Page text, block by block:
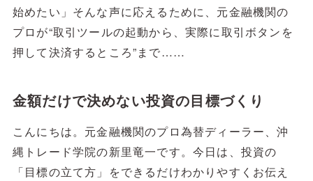
始めたい」そんな声に応えるために、元金融機関の
プロが“取引ツールの起動から、実際に取引ボタンを
押して決済するところ”まで……
金額だけで決めない投資の目標づくり
こんにちは。元金融機関のプロ為替ディーラー、沖
縄トレード学院の新里竜一です。今日は、投資の
「目標の立て方」をできるだけわかりやすくお伝え